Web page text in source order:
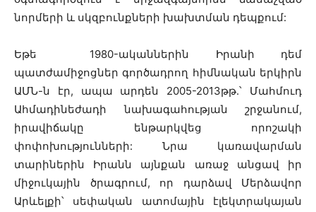
նորմերի և սկզբունքների խախտման դեպքում:
Եթե 1980-ականներին Իրանի դեմ
պատժամիջոցներ գործադրող հիմնական երկիրն
ԱՄՆ-ն էր, ապա արդեն 2005-2013թթ.՝ Մահմուդ
Ահմադինեժադի նախագահության շրջանում,
իրավիճակը ենթարկվեց որոշակի
փոփոխությունների: Նրա կառավարման
տարիներին Իրանն այնքան առաջ անցավ իր
միջուկային ծրագրում, որ դարձավ Մերձավոր
Արևելքի՝ սեփական ատոմային էլեկտրակայան